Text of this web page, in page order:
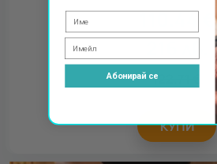
110.44
122.71
КУПИ
Абонирай се